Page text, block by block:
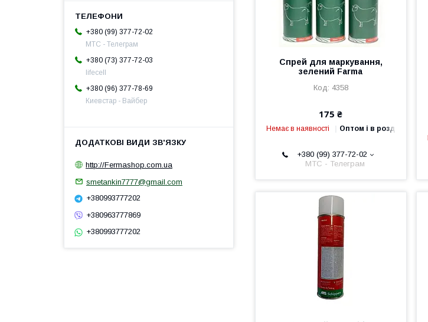
Спрей для маркування,
зелений Farma
4358
175 ₴
Немає в наявності Оптом і в роздріб
+380 (99) 377-72-02
МТС - Телеграм
+380 (99) 377-72-02
МТС - Телеграм
+380 (73) 377-72-03
lifecell
+380 (96) 377-78-69
Киевстар - Вайбер
http://Fermashop.com.ua
smetankin7777@gmail.com
+380993777202
+380963777869
+380993777202